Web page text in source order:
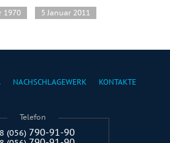
1970 5 Januar 2011
NACHSCHLAGEWERK KONTAKTE
Telefon
(056) 790-91-90